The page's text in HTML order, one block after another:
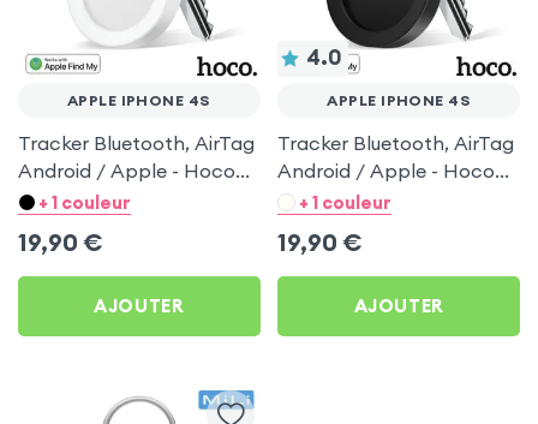
APPLE IPHONE 4S
Tracker Bluetooth, AirTag
Android / Apple - Hoco
Blanc pour Apple iPhone
+ 1 couleur
19,90 €
AJOUTER
4.0
APPLE IPHONE 4S
Tracker Bluetooth, AirTag
Android / Apple - Hoco
Noir pour Apple iPhone
+ 1 couleur
19,90 €
AJOUTER